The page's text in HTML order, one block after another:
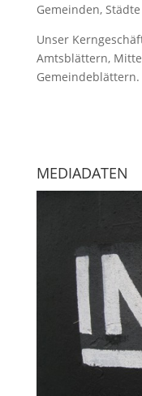
Gemeinden,
Unser
Amtsblättern,
Gemeindeblättern.
MEDIADATEN